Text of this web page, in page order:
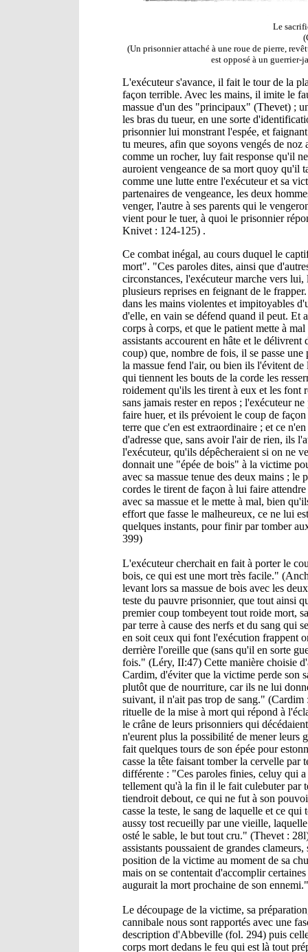
Le
(Un prisonnier attaché à une roue de pierre,
est opposé à un guerrier-
L'exécuteur s'avance, il fait le tour de la
façon terrible. Avec les mains, il imite le
massue d'un des "principaux" (Thevet) ;
les bras du tueur, en une sorte
prisonnier lui monstrant l'espée, et
tu meures, afin que soyons vengés de noz
comme un rocher, luy fait response qu'il
auroient vengeance de sa mort quoy qu'il
comme une lutte entre l'exécuteur et sa
partenaires de vengeance, les deux
venger, l'autre à ses parents qui le
vient pour le tuer, à quoi le prisonnier
Knivet : 124-125) .
Ce combat inégal, au cours duquel le
mort". "Ces paroles dites, ainsi que
circonstances, l'exécuteur marche vers
plusieurs reprises en feignant de le
dans les mains violentes et impitoyables
d'elle, en vain se défend quand il peut. Et
corps à corps, et que le patient mette à
assistants accourent en hâte et le
coup) que, nombre de fois, il se passe
la massue fend l'air, ou bien ils l'évitent
qui tiennent les bouts de la corde les
roidement qu'ils les tirent à eux et les font
sans jamais rester en repos ; l'exécuteur
faire huer, et ils prévoient le coup de
terre que c'en est extraordinaire ; et ce
d'adresse que, sans avoir l'air de rien, ils
l'exécuteur, qu'ils dépêcheraient si on ne
donnait une "épée de bois" à la victime
avec sa massue tenue des deux mains ;
cordes le tirent de façon à lui faire
avec sa massue et le mette à mal, bien
effort que fasse le malheureux, ce ne lui
quelques instants, pour finir par tomber
399)
L'exécuteur cherchait en fait à porter le
bois, ce qui est une mort très facile."
levant lors sa massue de bois avec les
teste du pauvre prisonnier, que tout ainsi
premier coup tombeyent tout roide mort,
par terre à cause des nerfs et du sang qui
en soit ceux qui font l'exécution frappent
derrière l'oreille que (sans qu'il en sorte
fois." (Léry, II:47) Cette manière choisie
Cardim, d'éviter que la victime perde son
plutôt que de nourriture, car ils ne lui
suivant, il n'ait pas trop de sang."
rituelle de la mise à mort qui répond à
le crâne de leurs prisonniers qui
n'eurent plus la possibilité de mener leurs
fait quelques tours de son épée pour
casse la tête faisant tomber la cervelle
différente : "Ces paroles finies, celuy qui
tellement qu'à la fin il le fait culebuter par
tiendroit debout, ce qui ne fut à son
casse la teste, le sang de laquelle et ce
aussy tost recueilly par une vieille,
osté le sable, le but tout cru." (Thevet :
assistants poussaient de grandes
position de la victime au moment de sa
mais on se contentait d'accomplir
augurait la mort prochaine de son
Le découpage de la victime, sa
cannibale nous sont rapportés avec une
description d'Abbeville (fol. 294) puis
corps mort dedans le feu qui est là tout